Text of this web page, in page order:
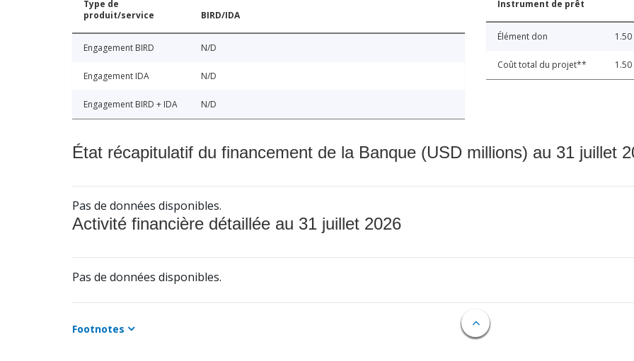
Type de
produit/service
BIRD/IDA
Engagement BIRD N/D
Engagement IDA N/D
Engagement BIRD + IDA N/D
Instrument de prêt
Élément don 1.50
Coût total du projet** 1.50
État récapitulatif du financement de la Banque (USD millions) au 31 juillet
Pas de données disponibles.
Activité financière détaillée au 31 juillet 2026
Pas de données disponibles.
Footnotes